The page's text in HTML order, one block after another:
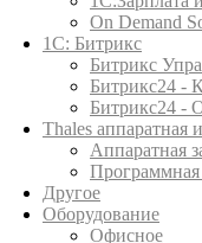
On Demand
1С: Битрикс
Битрикс
Битрикс24 -
Битрикс24 -
Thales
Аппаратная
Программная
Другое
Оборудование
Офисное